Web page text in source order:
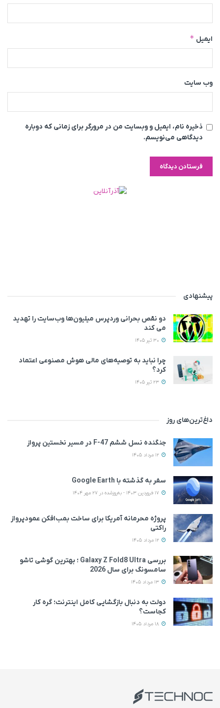
ایمیل *
وب‌ سایت
ذخیره نام، ایمیل و وبسایت من در مرورگر برای زمانی که دوباره
دیدگاهی می‌نویسم.
پیشنهادی
دو نقص بحرانی وردپرس میلیون‌ها وب‌سایت را تهدید
می‌ کند
چرا نباید به توصیه‌های مالی هوش مصنوعی اعتماد
کرد؟
داغ‌ترین‌های روز
جنگنده نسل ششم F-47 در مسیر نخستین پرواز
سفر به گذشته با Google Earth
پروژه محرمانه آمریکا برای ساخت بمب‌افکن عمودپرواز
راکتی
بررسی Galaxy Z Fold8 Ultra ؛ بهترین گوشی تاشو
سامسونگ برای سال 2026
دولت به دنبال بازگشایی کامل اینترنت؛ گره کار
کجاست؟